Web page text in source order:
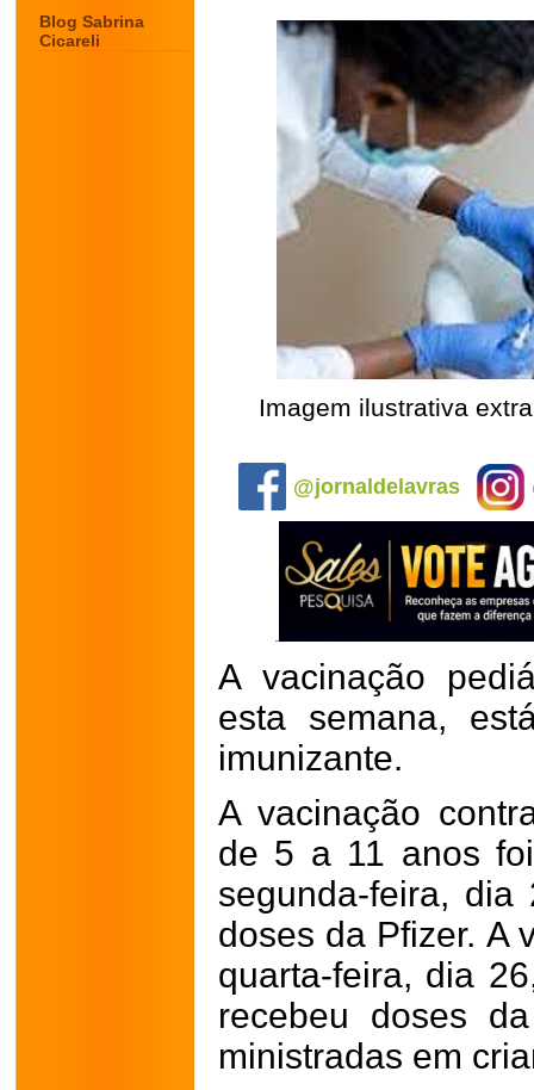
Blog Sabrina
Cicareli
Imagem ilustrativa
@jornaldelavras
A vacinação
esta semana,
imunizante.
A vacinação
de 5 a 11 anos
segunda-feira, dia
doses da Pfizer. A
quarta-feira, dia
recebeu doses
ministradas em